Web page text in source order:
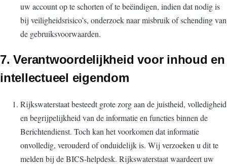
uw account op te schorten of te beëindigen, indien dat nodig is
bij veiligheidsrisico’s, onderzoek naar misbruik of schending van
de gebruiksvoorwaarden.
7. Verantwoordelijkheid voor inhoud en
intellectueel eigendom
Rijkswaterstaat besteedt grote zorg aan de juistheid, volledigheid
en begrijpelijkheid van de informatie en functies binnen de
Berichtendienst. Toch kan het voorkomen dat informatie
onvolledig, verouderd of onduidelijk is. Wij verzoeken u dit te
melden bij de BICS-helpdesk. Rijkswaterstaat waardeert uw